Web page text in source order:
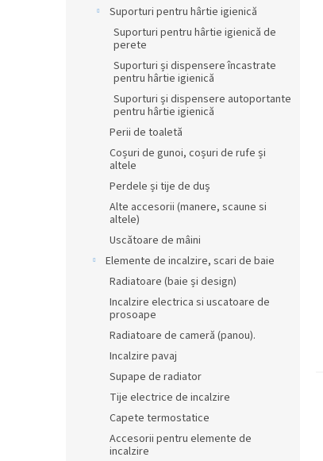
Suporturi pentru hârtie igienică
Suporturi pentru hârtie igienică de
perete
Suporturi și dispensere încastrate
pentru hârtie igienică
Suporturi și dispensere autoportante
pentru hârtie igienică
Perii de toaletă
Coșuri de gunoi, coșuri de rufe și
altele
Perdele și tije de duș
Alte accesorii (manere, scaune si
altele)
Uscătoare de mâini
Elemente de incalzire, scari de baie
Radiatoare (baie și design)
Incalzire electrica si uscatoare de
prosoape
Radiatoare de cameră (panou).
Incalzire pavaj
Supape de radiator
Tije electrice de incalzire
Capete termostatice
Accesorii pentru elemente de
incalzire